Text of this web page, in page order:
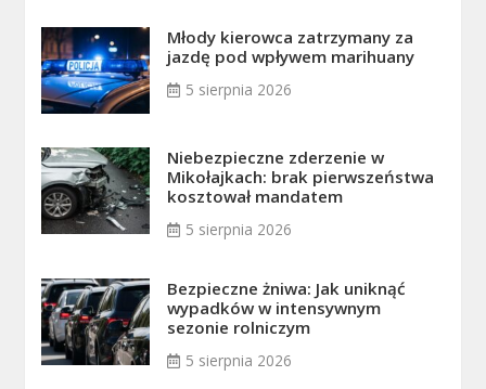
Młody kierowca zatrzymany za
jazdę pod wpływem marihuany
5 sierpnia 2026
Niebezpieczne zderzenie w
Mikołajkach: brak pierwszeństwa
kosztował mandatem
5 sierpnia 2026
Bezpieczne żniwa: Jak uniknąć
wypadków w intensywnym
sezonie rolniczym
5 sierpnia 2026